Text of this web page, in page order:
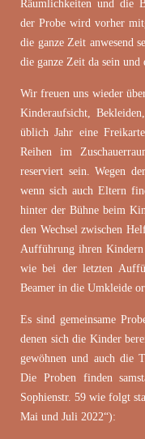
Räumlichkeiten und die
der Probe wird vorher
die ganze Zeit anwesend
die ganze Zeit da sein und
Wir freuen uns wieder
Kinderaufsicht,
üblich Jahr eine
Reihen im
reserviert sein. Wegen
wenn sich auch Eltern
hinter der Bühne beim
den Wechsel zwischen
Aufführung ihren Kindern
wie bei der letzten
Beamer in die Umkleide
Es sind gemeinsame
denen sich die Kinder
gewöhnen und auch die
Die Proben finden
Sophienstr. 59 wie folgt
Mai und Juli 2022“):